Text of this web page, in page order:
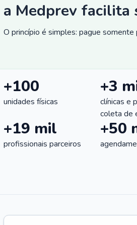
a Medprev facilita
O princípio é simples: pague
+100
unidades físicas
+3
clínicas e
coleta de
+19 mil
profissionais parceiros
+50